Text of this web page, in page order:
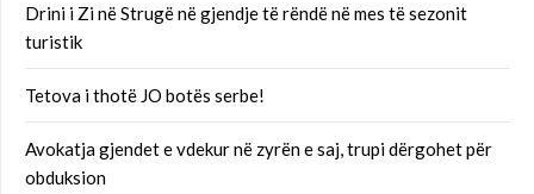
Drini i Zi në Strugë në gjendje të rëndë në mes të sezonit
turistik
Tetova i thotë JO botës serbe!
Avokatja gjendet e vdekur në zyrën e saj, trupi dërgohet për
obduksion